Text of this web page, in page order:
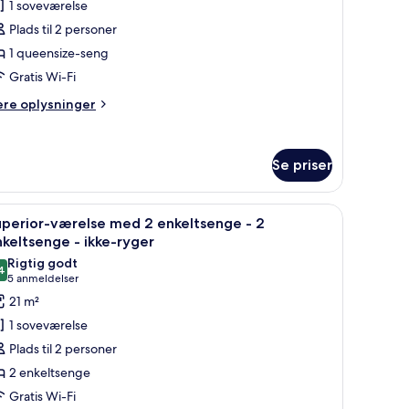
1 soveværelse
Plads til 2 personer
1 queensize-seng
Gratis Wi-Fi
oplysninger
Se priser
lille bord, en sofa, et skrivebord og udsigt over byen om natten.
Et hotelværelse med to senge, et stort
5
værelse med 2 enkeltsenge - 2
- ikke-ryger
ud af 10
Rigtig godt
5 anmeldelser
(5
anmeldelser)
21 m²
1 soveværelse
Plads til 2 personer
2 enkeltsenge
Gratis Wi-Fi